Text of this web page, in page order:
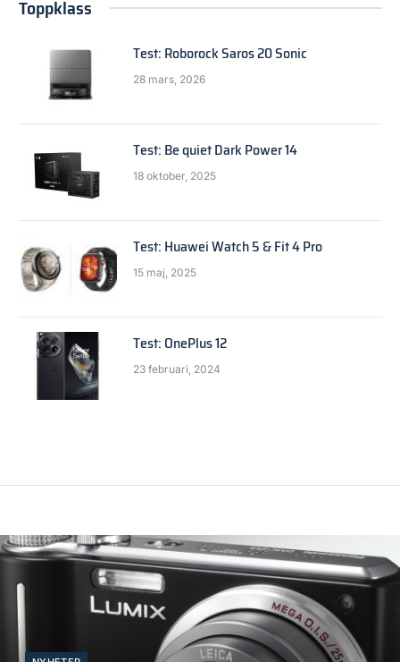
Toppklass
Test: Roborock Saros 20 Sonic
28 mars, 2026
Test: Be quiet Dark Power 14
18 oktober, 2025
Test: Huawei Watch 5 & Fit 4 Pro
15 maj, 2025
Test: OnePlus 12
23 februari, 2024